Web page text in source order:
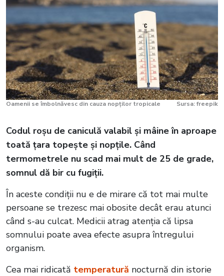
Oamenii se îmbolnăvesc din cauza nopților tropicale Sursa: freepik
Codul roșu de caniculă valabil și mâine în aproape
toată țara topește și nopțile. Când
termometrele nu scad mai mult de 25 de grade,
somnul dă bir cu fugiții.
În aceste condiții nu e de mirare că tot mai multe
persoane se trezesc mai obosite decât erau atunci
când s-au culcat. Medicii atrag atenția că lipsa
somnului poate avea efecte asupra întregului
organism.
Cea mai ridicată temperatură nocturnă din istorie